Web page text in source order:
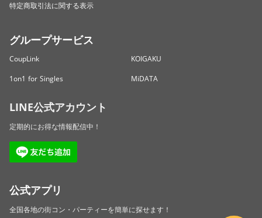
特定商取引法に関する表示
グループサービス
CoupLink
KOIGAKU
1on1 for Singles
MiDATA
LINE公式アカウント
定期的にお得な情報配信中！
公式アプリ
全国各地の街コン・パーティーを簡単に探せます！